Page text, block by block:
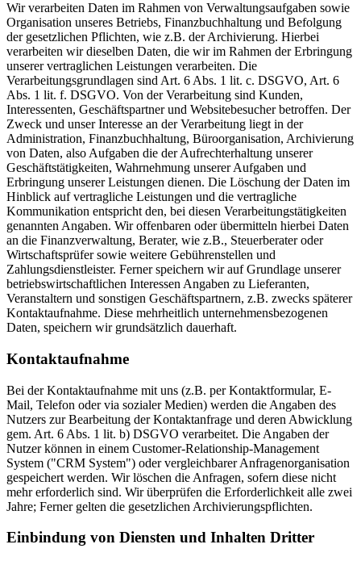
Wir verarbeiten Daten im Rahmen von Verwaltungsaufgaben sowie
Organisation unseres Betriebs, Finanzbuchhaltung und Befolgung
der gesetzlichen Pflichten, wie z.B. der Archivierung. Hierbei
verarbeiten wir dieselben Daten, die wir im Rahmen der Erbringung
unserer vertraglichen Leistungen verarbeiten. Die
Verarbeitungsgrundlagen sind Art. 6 Abs. 1 lit. c. DSGVO, Art. 6
Abs. 1 lit. f. DSGVO. Von der Verarbeitung sind Kunden,
Interessenten, Geschäftspartner und Websitebesucher betroffen. Der
Zweck und unser Interesse an der Verarbeitung liegt in der
Administration, Finanzbuchhaltung, Büroorganisation, Archivierung
von Daten, also Aufgaben die der Aufrechterhaltung unserer
Geschäftstätigkeiten, Wahrnehmung unserer Aufgaben und
Erbringung unserer Leistungen dienen. Die Löschung der Daten im
Hinblick auf vertragliche Leistungen und die vertragliche
Kommunikation entspricht den, bei diesen Verarbeitungstätigkeiten
genannten Angaben. Wir offenbaren oder übermitteln hierbei Daten
an die Finanzverwaltung, Berater, wie z.B., Steuerberater oder
Wirtschaftsprüfer sowie weitere Gebührenstellen und
Zahlungsdienstleister. Ferner speichern wir auf Grundlage unserer
betriebswirtschaftlichen Interessen Angaben zu Lieferanten,
Veranstaltern und sonstigen Geschäftspartnern, z.B. zwecks späterer
Kontaktaufnahme. Diese mehrheitlich unternehmensbezogenen
Daten, speichern wir grundsätzlich dauerhaft.
Kontaktaufnahme
Bei der Kontaktaufnahme mit uns (z.B. per Kontaktformular, E-
Mail, Telefon oder via sozialer Medien) werden die Angaben des
Nutzers zur Bearbeitung der Kontaktanfrage und deren Abwicklung
gem. Art. 6 Abs. 1 lit. b) DSGVO verarbeitet. Die Angaben der
Nutzer können in einem Customer-Relationship-Management
System ("CRM System") oder vergleichbarer Anfragenorganisation
gespeichert werden. Wir löschen die Anfragen, sofern diese nicht
mehr erforderlich sind. Wir überprüfen die Erforderlichkeit alle zwei
Jahre; Ferner gelten die gesetzlichen Archivierungspflichten.
Einbindung von Diensten und Inhalten Dritter